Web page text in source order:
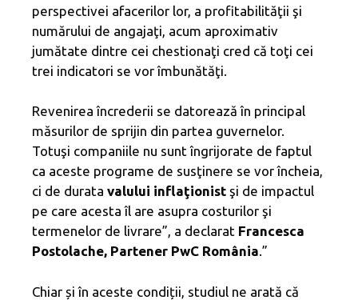
perspectivei afacerilor lor, a profitabilităţii şi
numărului de angajaţi, acum aproximativ
jumătate dintre cei chestionaţi cred că toţi cei
trei indicatori se vor îmbunătăţi.
Revenirea încrederii se datorează în principal
măsurilor de sprijin din partea guvernelor.
Totuşi companiile nu sunt îngrijorate de faptul
ca aceste programe de susţinere se vor încheia,
ci de durata valului inflaţionist şi de impactul
pe care acesta îl are asupra costurilor şi
termenelor de livrare”, a declarat Francesca
Postolache, Partener PwC România.”
Chiar și în aceste condiții, studiul ne arată că